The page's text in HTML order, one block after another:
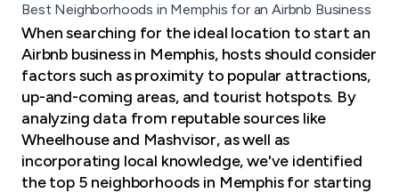
Best Neighborhoods in Memphis for an Airbnb Business
When searching for the ideal location to start an
Airbnb business in Memphis, hosts should consider
factors such as proximity to popular attractions,
up-and-coming areas, and tourist hotspots. By
analyzing data from reputable sources like
Wheelhouse and Mashvisor, as well as
incorporating local knowledge, we've identified
the top 5 neighborhoods in Memphis for starting